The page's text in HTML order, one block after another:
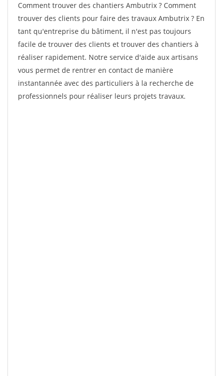
Comment trouver des chantiers Ambutrix ? Comment
trouver des clients pour faire des travaux Ambutrix ? En
tant qu'entreprise du bâtiment, il n'est pas toujours
facile de trouver des clients et trouver des chantiers à
réaliser rapidement. Notre service d'aide aux artisans
vous permet de rentrer en contact de manière
instantannée avec des particuliers à la recherche de
professionnels pour réaliser leurs projets travaux.